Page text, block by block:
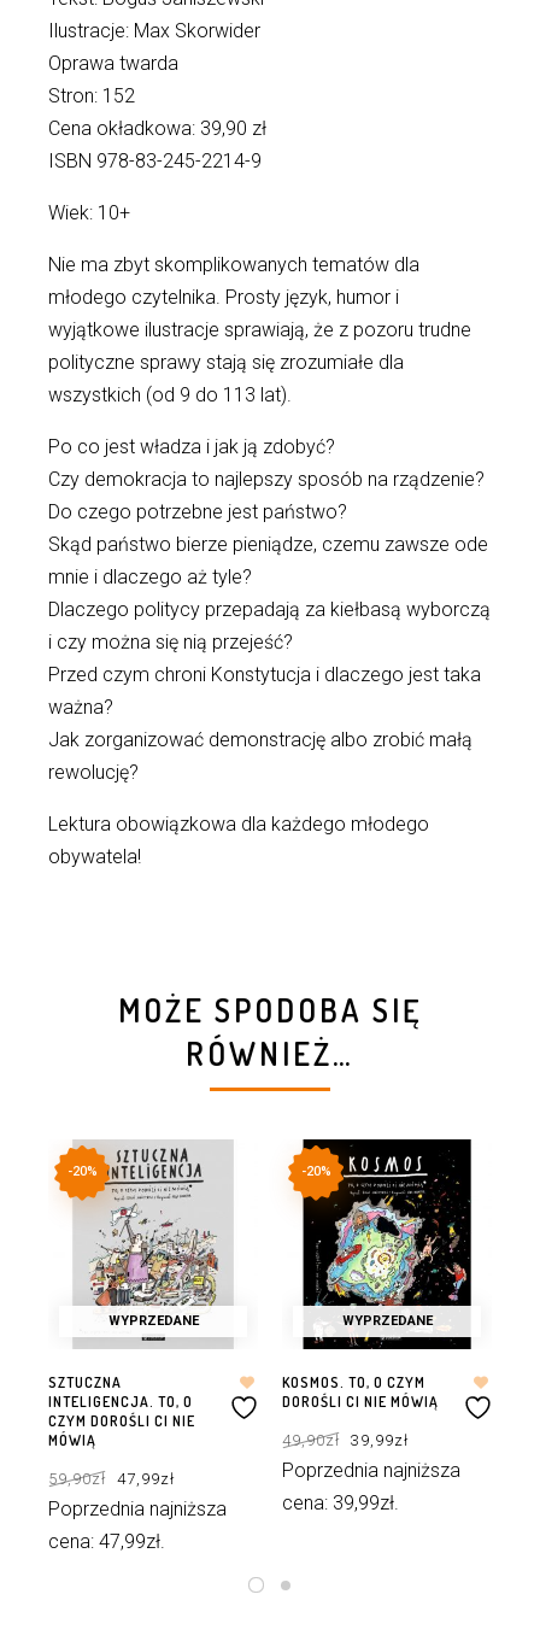
Ilustracje: Max Skorwider
Oprawa twarda
Stron: 152
Cena okładkowa: 39,90 zł
ISBN 978-83-245-2214-9
Wiek: 10+
Nie ma zbyt skomplikowanych tematów dla
młodego czytelnika. Prosty język, humor i
wyjątkowe ilustracje sprawiają, że z pozoru trudne
polityczne sprawy stają się zrozumiałe dla
wszystkich (od 9 do 113 lat).
Po co jest władza i jak ją zdobyć?
Czy demokracja to najlepszy sposób na rządzenie?
Do czego potrzebne jest państwo?
Skąd państwo bierze pieniądze, czemu zawsze ode
mnie i dlaczego aż tyle?
Dlaczego politycy przepadają za kiełbasą wyborczą
i czy można się nią przejeść?
Przed czym chroni Konstytucja i dlaczego jest taka
ważna?
Jak zorganizować demonstrację albo zrobić małą
rewolucję?
Lektura obowiązkowa dla każdego młodego
obywatela!
MOŻE SPODOBA SIĘ
RÓWNIEŻ…
WYPRZEDANE
-20%
SZTUCZNA
INTELIGENCJA. TO, O
CZYM DOROŚLI CI NIE
MÓWIĄ
59,90zł cena
wynosiła:
59,90zł.
47,99złcena
47,99zł.
Poprzednia najniższa
cena: 47,99zł.
WYPRZEDANE
-20%
KOSMOS. TO, O CZYM
DOROŚLI CI NIE MÓWIĄ
49,90zł cena
wynosiła:
49,90zł.
39,99złcena
39,99zł.
Poprzednia najniższa
cena: 39,99zł.